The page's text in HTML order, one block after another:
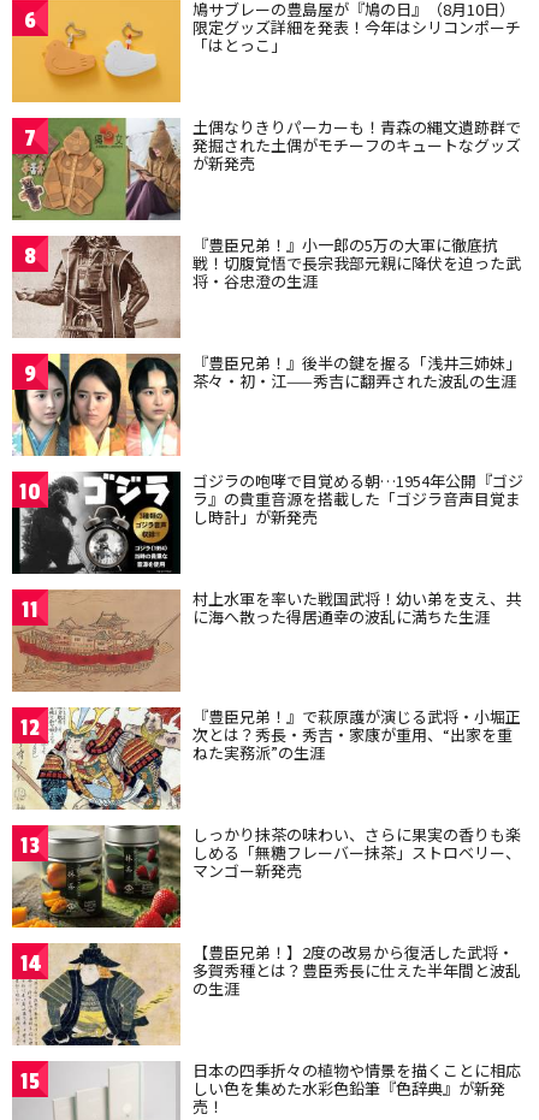
6 鳩サブレーの豊島屋が『鳩の日』（8月10日）
限定グッズ詳細を発表！今年はシリコンポーチ
「はとっこ」
7 土偶なりきりパーカーも！青森の縄文遺跡群で
発掘された土偶がモチーフのキュートなグッズ
が新発売
8 『豊臣兄弟！』小一郎の5万の大軍に徹底抗
戦！切腹覚悟で長宗我部元親に降伏を迫った武
将・谷忠澄の生涯
9 『豊臣兄弟！』後半の鍵を握る「浅井三姉妹」
茶々・初・江——秀吉に翻弄された波乱の生涯
10 ゴジラの咆哮で目覚める朝…1954年公開『ゴジ
ラ』の貴重音源を搭載した「ゴジラ音声目覚ま
し時計」が新発売
11 村上水軍を率いた戦国武将！幼い弟を支え、共
に海へ散った得居通幸の波乱に満ちた生涯
12 『豊臣兄弟！』で萩原護が演じる武将・小堀正
次とは？秀長・秀吉・家康が重用、“出家を重
ねた実務派”の生涯
13 しっかり抹茶の味わい、さらに果実の香りも楽
しめる「無糖フレーバー抹茶」ストロベリー、
マンゴー新発売
14 【豊臣兄弟！】2度の改易から復活した武将・
多賀秀種とは？豊臣秀長に仕えた半年間と波乱
の生涯
15 日本の四季折々の植物や情景を描くことに相応
しい色を集めた水彩色鉛筆『色辞典』が新発
売！